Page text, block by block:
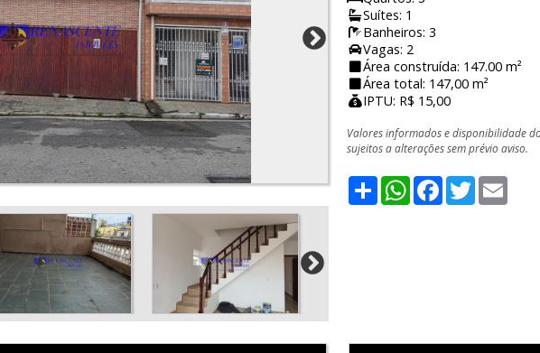
Suítes: 1
Banheiros: 3
Vagas: 2
Área construída: 147.00 m²
Área total: 147,00 m²
IPTU: R$ 15,00
Valores informados e disponibilidade
sujeitos a alterações sem prévio aviso.
ShareWhatsApp
Facebook
Twitter